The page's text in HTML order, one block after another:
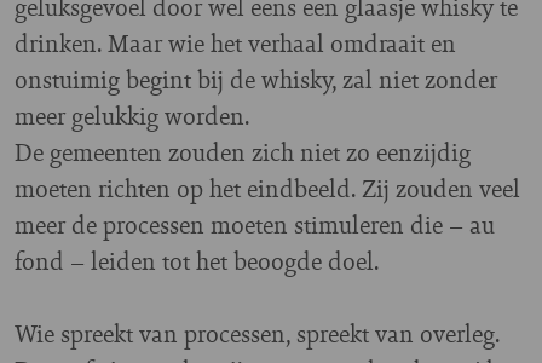
drinken. Maar wie het verhaal omdraait en
onstuimig begint bij de whisky, zal niet zonder
meer gelukkig worden.
De gemeenten zouden zich niet zo eenzijdig
moeten richten op het eindbeeld. Zij zouden veel
meer de processen moeten stimuleren die – au
fond – leiden tot het beoogde doel.
Wie spreekt van processen, spreekt van overleg.